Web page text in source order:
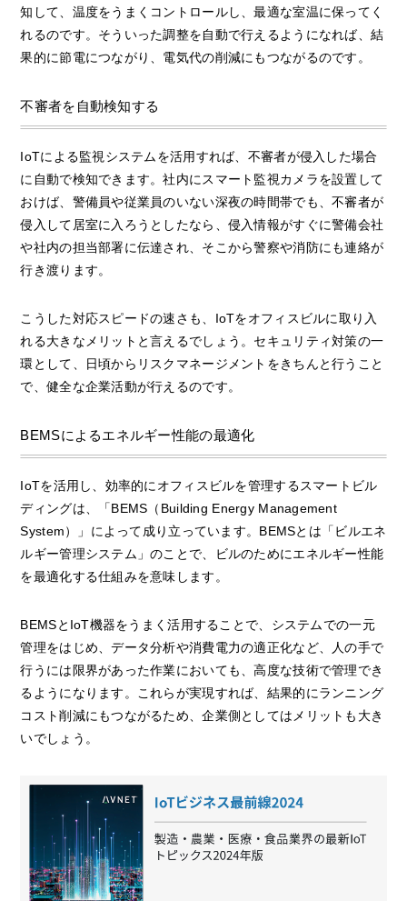
知して、温度をうまくコントロールし、最適な室温に保ってく
れるのです。そういった調整を自動で行えるようになれば、結
果的に節電につながり、電気代の削減にもつながるのです。
不審者を自動検知する
IoTによる監視システムを活用すれば、不審者が侵入した場合
に自動で検知できます。社内にスマート監視カメラを設置して
おけば、警備員や従業員のいない深夜の時間帯でも、不審者が
侵入して居室に入ろうとしたなら、侵入情報がすぐに警備会社
や社内の担当部署に伝達され、そこから警察や消防にも連絡が
行き渡ります。
こうした対応スピードの速さも、IoTをオフィスビルに取り入
れる大きなメリットと言えるでしょう。セキュリティ対策の一
環として、日頃からリスクマネージメントをきちんと行うこと
で、健全な企業活動が行えるのです。
BEMSによるエネルギー性能の最適化
IoTを活用し、効率的にオフィスビルを管理するスマートビル
ディングは、「BEMS（Building Energy Management
System）」によって成り立っています。BEMSとは「ビルエネ
ルギー管理システム」のことで、ビルのためにエネルギー性能
を最適化する仕組みを意味します。
BEMSとIoT機器をうまく活用することで、システムでの一元
管理をはじめ、データ分析や消費電力の適正化など、人の手で
行うには限界があった作業においても、高度な技術で管理でき
るようになります。これらが実現すれば、結果的にランニング
コスト削減にもつながるため、企業側としてはメリットも大き
いでしょう。